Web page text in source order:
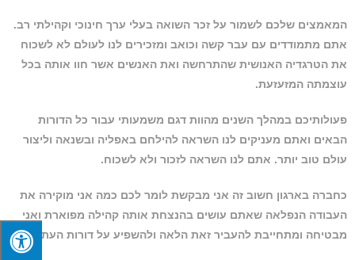
המאמצים שלכם לשמור על זכר השואה בעלי ערך חינוכי וקהילתי רב.
אתם מתמודדים עם עבר קשה וכואב ומזכירים לנו לעולם לא לשכוח
את הטרגדיה האנושית שהתרחשה ואת האנשים אשר חוו אותה בכל
עוצמתה המזעזעת.
פעולותיכם במהלך השנים מהוות דגם משמעותי עבור כל הדורות
הבאים ואתם מעניקים לנו השראה להילחם באפליה ובשנאה וליצור
עולם טוב יותר. אתם לנו השראה לזכור ולא לשכוח.
כחברה בארגון חשוב זה אני מבקשת לומר לכם כמה אני מוקירה את
העבודה הנפלאה שאתם עושים בהנצחת אותה קהילה מפוארת ואני
מבטיחה ומתחייבת להעביר זאת הלאה ולהשפיע על דורות העתיד.